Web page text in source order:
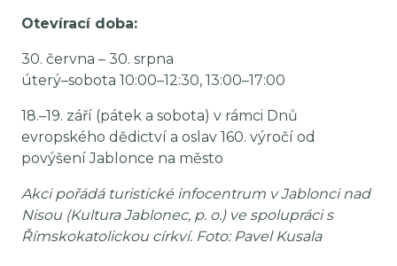
Otevírací doba:
30. června – 30. srpna
úterý–sobota 10:00–12:30, 13:00–17:00
18.–19. září (pátek a sobota) v rámci Dnů
evropského dědictví a oslav 160. výročí od
povýšení Jablonce na město
Akci pořádá turistické infocentrum v Jablonci nad
Nisou (Kultura Jablonec, p. o.) ve spolupráci s
Římskokatolickou církví. Foto: Pavel Kusala